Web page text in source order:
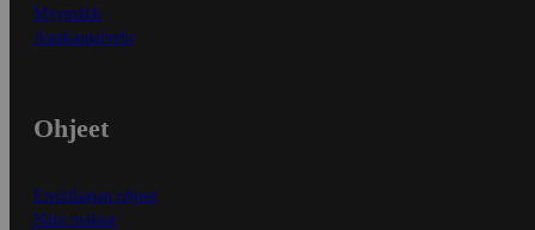
Myymälät
Asiakaspalvelu
Ohjeet
Ensitilaajan ohjeet
Näin maksat